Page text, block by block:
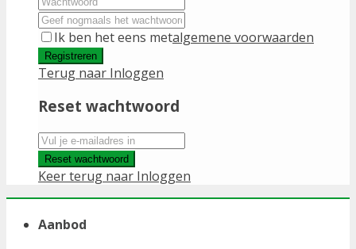
Ik ben het eens metalgemene voorwaarden
Registreren
Terug naar Inloggen
Reset wachtwoord
Reset wachtwoord
Keer terug naar Inloggen
Aanbod